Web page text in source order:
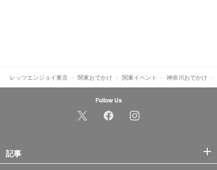
レッツエンジョイ東京 関東おでかけ 関東イベント 神奈川おでかけ
Follow Us
記事